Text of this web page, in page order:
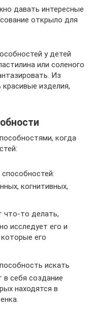
давать интересные
открыло для
у детей
или соленого
Из
изделия,
когда
когнитивных,
что-то делать,
исследует его и
его
искать
себя создание
находятся в